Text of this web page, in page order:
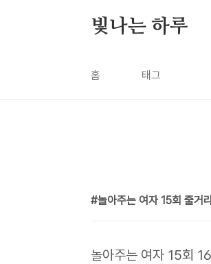
빛나는 하루
홈 태그
놀아주는 여자 15회 줄거리
놀아주는 여자 15회